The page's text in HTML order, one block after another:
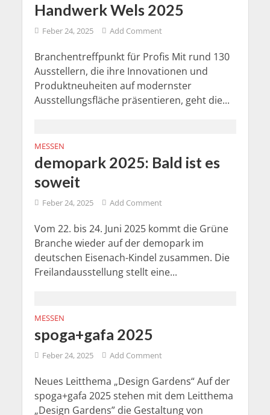
Handwerk Wels 2025
Feber 24, 2025 Add Comment
Branchentreffpunkt für Profis Mit rund 130
Ausstellern, die ihre Innovationen und
Produktneuheiten auf modernster
Ausstellungsfläche präsentieren, geht die...
MESSEN
demopark 2025: Bald ist es
soweit
Feber 24, 2025 Add Comment
Vom 22. bis 24. Juni 2025 kommt die Grüne
Branche wieder auf der demopark im
deutschen Eisenach-Kindel zusammen. Die
Freilandausstellung stellt eine...
MESSEN
spoga+gafa 2025
Feber 24, 2025 Add Comment
Neues Leitthema „Design Gardens“ Auf der
spoga+gafa 2025 stehen mit dem Leitthema
„Design Gardens” die Gestaltung von